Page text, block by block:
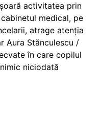
activitatea prin
medical, pe
atrage atenția
Aura Stănculescu /
în care copilul
niciodată